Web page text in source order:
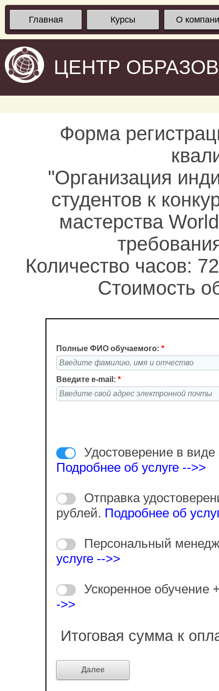
Главная Курсы О
ЦЕНТР
Форма
"Организация
студентов к
мастерства
Количество часов:
Стоимость
Полные ФИО обучаемого: *
Введите e-mail: *
Удостоверение в виде
Подробнее об услуге -->>
Отправка
рублей. Подробнее об
Персональный
услуге -->>
Ускоренное обучение
->>
Итоговая сумма к